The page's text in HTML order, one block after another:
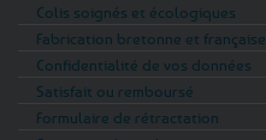
Colis soignés et écologiques
Fabrication bretonne et française
Confidentialité de vos données
Satisfait ou remboursé
Formulaire de rétractation